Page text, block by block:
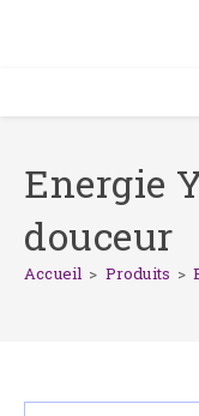
Energie
douceur
Accueil > Produits >